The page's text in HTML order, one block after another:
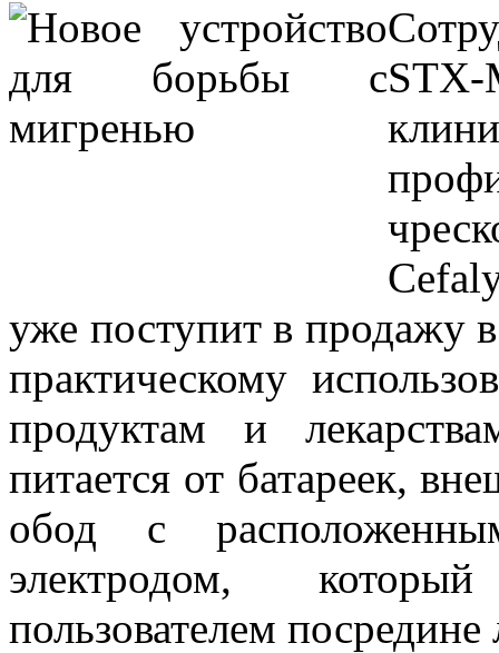
уже поступит в продажу
практическому
продуктам и
питается от батареек,
обод с
электродом,
пользователем